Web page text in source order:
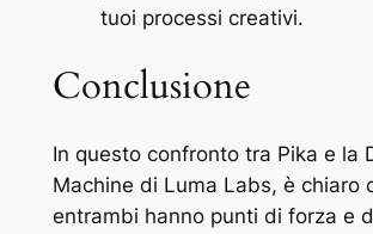
tuoi processi creativi.
Conclusione
In questo confronto tra Pika e la
Machine di Luma Labs, è chiaro
entrambi hanno punti di forza e